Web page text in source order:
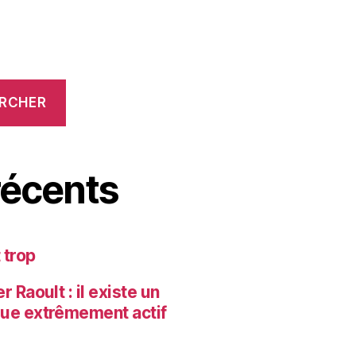
trop
Raoult : il existe un
extrêmement actif